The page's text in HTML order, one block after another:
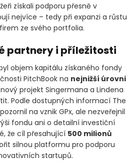
získali podporu přesně v
nejvíce – tedy při expanzi a růstu
ze svého portfolia.
partnery i příležitosti
objem kapitálu získaného fondy
PitchBook na nejnižší úrovni
projekt Singermana a Lindena
Podle dostupných informací The
na vznik GPx, ale nezveřejnil
fondu ani o detailní investiční
že cíl přesahující 500 milionů
silnou platformu pro podporu
startupů.